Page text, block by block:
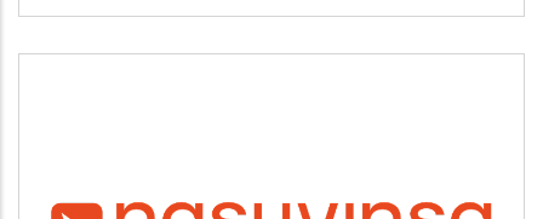
NASUVINSA